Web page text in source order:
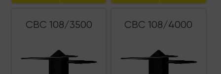
СВС 108/3500 СВС 108/4000